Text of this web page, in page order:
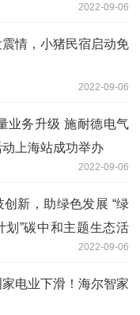
2022-09-06
情，小猪民宿启动免
2022-09-06
业务升级 施耐德电气
上海站成功举办
2022-09-06
新，助绿色发展 “绿
划”碳中和主题生态活
2022-09-06
电业下滑！海尔智家